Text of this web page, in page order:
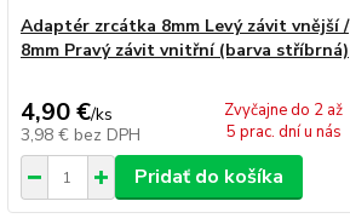
Adaptér zrcátka 8mm Levý závit vnější /
8mm Pravý závit vnitřní (barva stříbrná)
4,90 €/ks
3,98 € bez DPH
Zvyčajne do 2 až
5 prac. dní u nás
Pridať do košíka